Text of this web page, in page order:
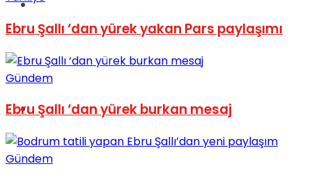
Spor
Podcast
Ebru Şallı ‘dan yürek yakan Pars paylaşımı
Gündem
Ebru Şallı ‘dan yürek burkan mesaj
Gündem